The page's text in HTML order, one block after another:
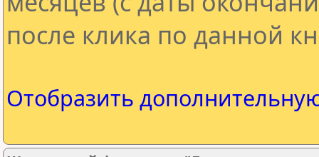
после клика по данной
Отобразить